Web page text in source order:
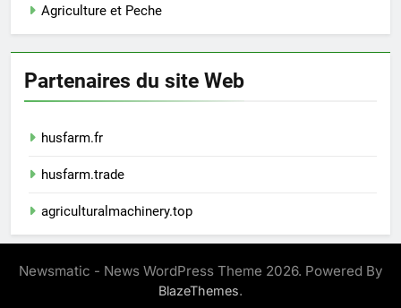
Agriculture et Peche
Partenaires du site Web
husfarm.fr
husfarm.trade
agriculturalmachinery.top
Newsmatic - News WordPress Theme 2026. Powered By
BlazeThemes.